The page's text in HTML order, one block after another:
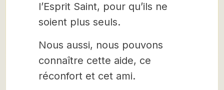
l’Esprit Saint, pour qu’ils ne
soient plus seuls.
Nous aussi, nous pouvons
connaître cette aide, ce
réconfort et cet ami.